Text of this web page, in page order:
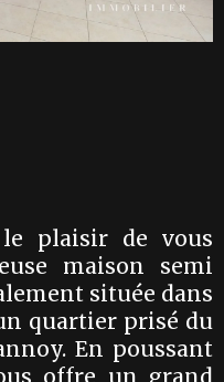
plaisir de vous
maison semi
située dans
quartier prisé du
En poussant
offre un grand